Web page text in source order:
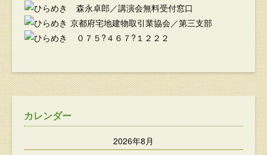
森永卓郎／講演会無料受付窓口
京都府宅地建物取引業協会／第三支部
０７５?４６７?１２２２
カレンダー
2026年8月